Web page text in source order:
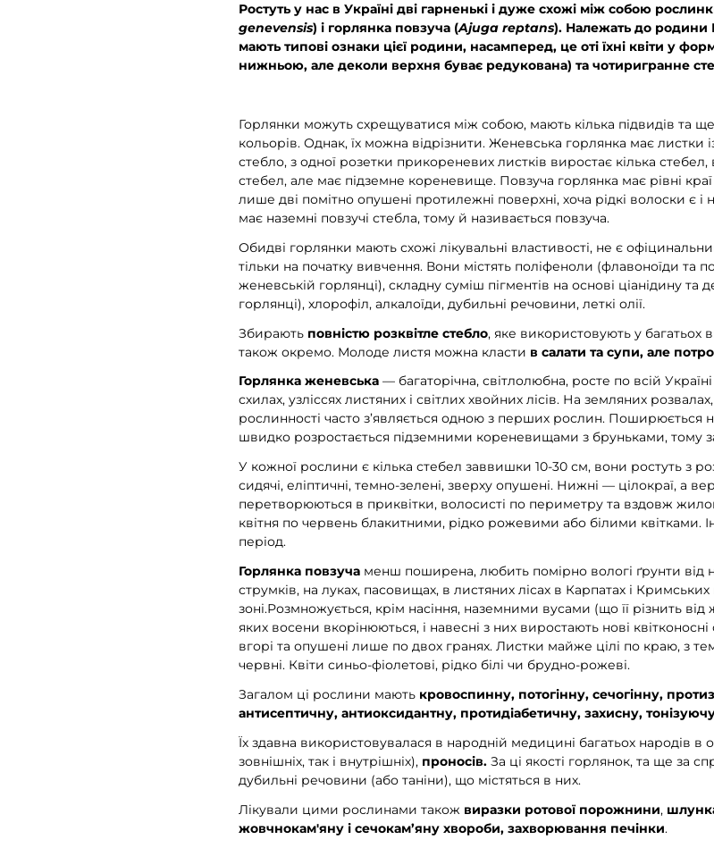
Ростуть у нас в Україні дві гарненькі і дуже схожі між собою
genevensis) і горлянка повзуча (Ajuga reptans). Належать до родини
мають типові ознаки цієї родини, насамперед, це оті їхні квіти у
нижньою, але деколи верхня буває редукована) та чотиригранне
Горлянки можуть схрещуватися між собою, мають кілька підвидів та
кольорів. Однак, їх можна відрізнити. Женевська горлянка має листки
стебло, з одної розетки прикореневих листків виростає кілька
стебел, але має підземне кореневище. Повзуча горлянка має рівні
лише дві помітно опушені протилежні поверхні, хоча рідкі волоски є і
має наземні повзучі стебла, тому й називається повзуча.
Обидві горлянки мають схожі лікувальні властивості, не є
тільки на початку вивчення. Вони містять поліфеноли (флавоноїди та
женевській горлянці), складну суміш пігментів на основі ціанідину та
горлянці), хлорофіл, алкалоїди, дубильні речовини, леткі олії.
Збирають повністю розквітле стебло, яке використовують у багатьох
також окремо. Молоде листя можна класти в салати та супи, але
Горлянка женевська — багаторічна, світлолюбна, росте по всій
схилах, узліссях листяних і світлих хвойних лісів. На земляних
рослинності часто з’являється одною з перших рослин. Поширюється
швидко розростається підземними кореневищами з бруньками, тому
У кожної рослини є кілька стебел заввишки 10-30 см, вони ростуть з
сидячі, еліптичні, темно-зелені, зверху опушені. Нижні — цілокраї, а
перетворюються в приквітки, волосисті по периметру та вздовж
квітня по червень блакитними, рідко рожевими або білими квітками.
період.
Горлянка повзуча менш поширена, любить помірно вологі ґрунти від
струмків, на луках, пасовищах, в листяних лісах в Карпатах і Кримських
зоні.Розмножується, крім насіння, наземними вусами (що її різнить
яких восени вкорінюються, і навесні з них виростають нові
вгорі та опушені лише по двох гранях. Листки майже цілі по краю, з
червні. Квіти синьо-фіолетові, рідко білі чи брудно-рожеві.
Загалом ці рослини мають кровоспинну, потогінну, сечогінну,
антисептичну, антиоксидантну, протидіабетичну, захисну,
Їх здавна використовувалася в народній медицині багатьох народів в
зовнішніх, так і внутрішніх), проносів. За ці якості горлянок, та ще за
дубильні речовини (або таніни), що містяться в них.
Лікували цими рослинами також виразки ротової порожнини,
жовчнокам'яну і сечокам’яну хвороби, захворювання печінки.